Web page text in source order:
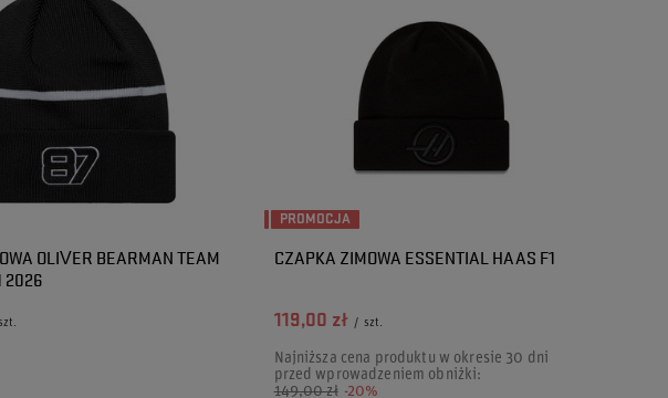
OLIVER BEARMAN TEAM
2026
PROMOCJA
CZAPKA ZIMOWA ESSENTIAL HAAS F1
119,00 zł / szt.
Najniższa cena produktu w okresie 30 dni
przed wprowadzeniem obniżki:
149,00 zł -20%